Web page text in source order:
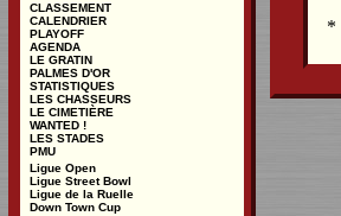
*
CLASSEMENT
CALENDRIER
PLAYOFF
AGENDA
LE GRATIN
PALMES D'OR
STATISTIQUES
LES CHASSEURS
LE CIMETIÈRE
WANTED !
LES STADES
PMU
Ligue Open
Ligue Street Bowl
Ligue de la Ruelle
Down Town Cup